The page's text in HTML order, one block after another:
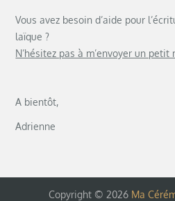
Vous avez besoin d’aide pour
laïque ?
N’hésitez pas à m’envoyer un petit
A bientôt,
Adrienne
Copyright © 2026 Ma